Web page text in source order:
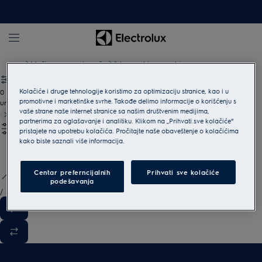
Mašine za pranje veša 8 kg washing machine
0
undefined
/ 3
Kolačiće i druge tehnologije koristimo za optimizaciju stranice, kao i u
promotivne i marketinške svrhe. Takođe delimo informacije o korišćenju s
vaše strane naše internet stranice sa našim društvenim medijima,
partnerima za oglašavanje i analitiku. Klikom na „Prihvati sve kolačiće“
pristajete na upotrebu kolačića. Pročitajte naše obaveštenje o kolačićima
kako biste saznali više informacija.
Centar preferncijalnih
podešavanja
Prihvati sve kolačiće